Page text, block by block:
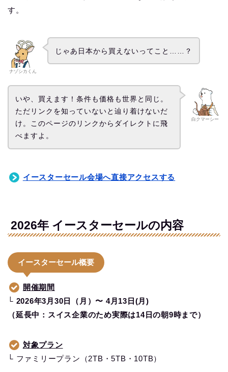
す。
ナゾシカくん
じゃあ日本から買えないってこと……？
白クマーシー
いや、買えます！条件も価格も世界と同じ。
ただリンクを知っていないと辿り着けないだ
け。このページのリンクからダイレクトに飛
べますよ。
イースターセール会場へ直接アクセスする
2026年 イースターセールの内容
イースターセール概要
開催期間
└ 2026年3月30日（月）〜 4月13日(月)
（延長中：スイス企業のため実際は14日の朝9時まで）
対象プラン
└ ファミリープラン（2TB・5TB・10TB）